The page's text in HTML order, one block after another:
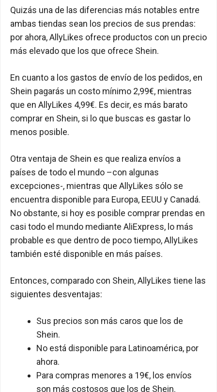
Quizás una de las diferencias más notables entre
ambas tiendas sean los precios de sus prendas:
por ahora, AllyLikes ofrece productos con un precio
más elevado que los que ofrece Shein.
En cuanto a los gastos de envío de los pedidos, en
Shein pagarás un costo mínimo 2,99€, mientras
que en AllyLikes 4,99€. Es decir, es más barato
comprar en Shein, si lo que buscas es gastar lo
menos posible.
Otra ventaja de Shein es que realiza envíos a
países de todo el mundo –con algunas
excepciones-, mientras que AllyLikes sólo se
encuentra disponible para Europa, EEUU y Canadá.
No obstante, si hoy es posible comprar prendas en
casi todo el mundo mediante AliExpress, lo más
probable es que dentro de poco tiempo, AllyLikes
también esté disponible en más países.
Entonces, comparado con Shein, AllyLikes tiene las
siguientes desventajas:
Sus precios son más caros que los de
Shein.
No está disponible para Latinoamérica, por
ahora.
Para compras menores a 19€, los envíos
son más costosos que los de Shein.